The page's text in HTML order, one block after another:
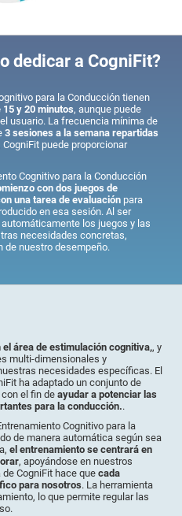
dedicar a CogniFit?
para la Conducción tienen
y 20 minutos, aunque puede
usuario. La frecuencia mínima de
3 sesiones a la semana repartidas
CogniFit puede proporcionar
Cognitivo para la Conducción
con dos juegos de
una tarea de evaluación para
en esa sesión. Al ser
los juegos y las
necesidades concretas,
de nuestro desempeño.
área de estimulación cognitiva,, y
multi-dimensionales y
necesidades específicas. El
ha adaptado un conjunto de
el fin deayudar a potenciar las
para la conducción..
Cognitivo para la
de manera automática según sea
el entrenamiento se centrará en
, apoyándose en nuestros
CogniFit hace quecada
para nosotros. La herramienta
lo que permite regular las